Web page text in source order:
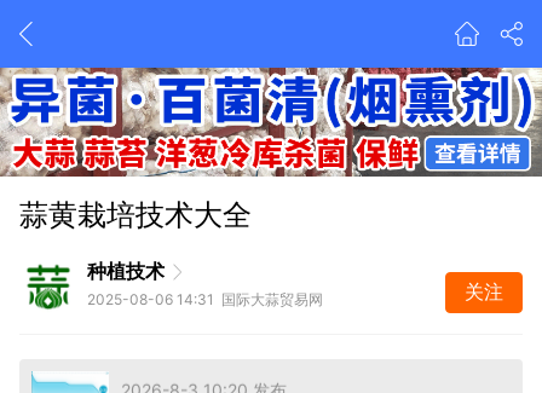
蒜黄栽培技术大全
种植技术
2025-08-06 14:31 国际大蒜贸易网 关注
2026-8-3 10:20 发布
前天 08:09 发布